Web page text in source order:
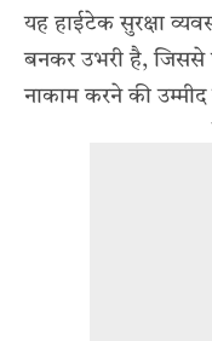
यह हाईटेक सुरक्षा
बनकर उभरी है,
नाकाम करने की